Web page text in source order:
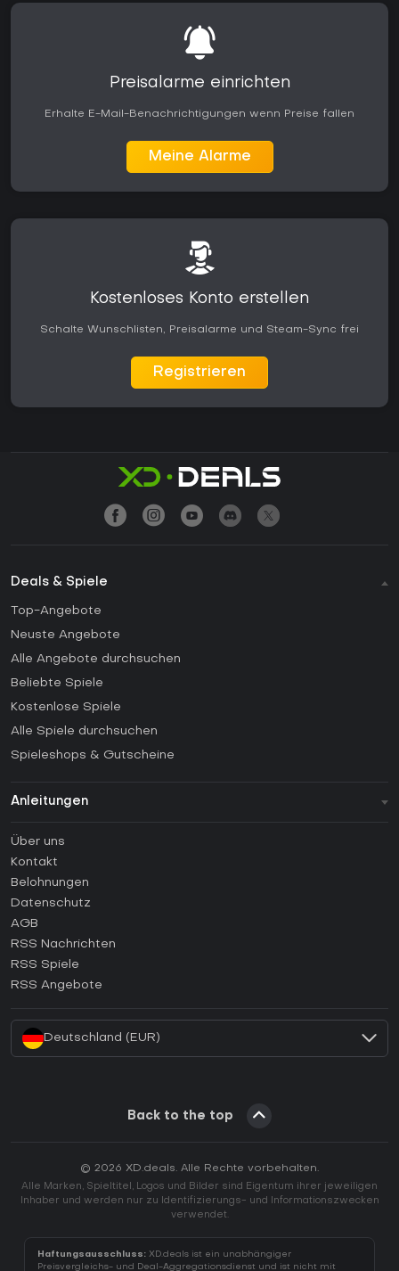
Preisalarme einrichten
Erhalte E-Mail-Benachrichtigungen wenn Preise fallen
Meine Alarme
Kostenloses Konto erstellen
Schalte Wunschlisten, Preisalarme und Steam-Sync frei
Registrieren
Deals & Spiele
Top-Angebote
Neuste Angebote
Alle Angebote durchsuchen
Beliebte Spiele
Kostenlose Spiele
Alle Spiele durchsuchen
Spieleshops & Gutscheine
Anleitungen
Anleitungen
Wie aktiviert man einen Steam CD Key?
Wie aktiviert man einen Epic Games CD Key?
Wie aktiviert man einen GOG CD Key?
Wie aktiviert man einen Ubisoft Connect CD Key?
Über uns
Kontakt
Belohnungen
Datenschutz
AGB
RSS Nachrichten
RSS Spiele
RSS Angebote
Deutschland (EUR)
Back to the top
© 2026 XD.deals. Alle Rechte vorbehalten.
Alle Marken, Spieltitel, Logos und Bilder sind Eigentum ihrer jeweiligen
Inhaber und werden nur zu Identifizierungs- und Informationszwecken
verwendet.
Haftungsausschluss: XD.deals ist ein unabhängiger
Preisvergleichs- und Deal-Aggregationsdienst und ist nicht mit